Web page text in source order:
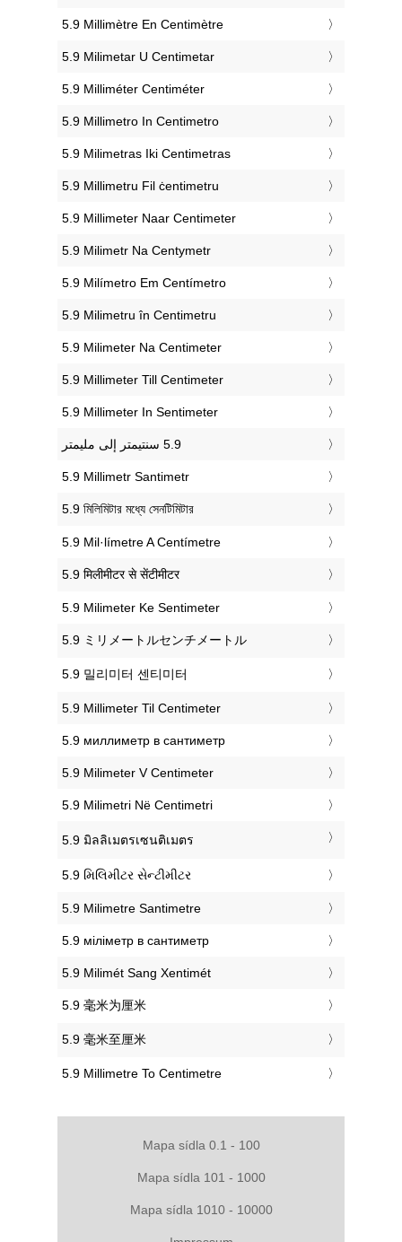
‎5.9 Millimètre En Centimètre
‎5.9 Milimetar U Centimetar
‎5.9 Milliméter Centiméter
‎5.9 Millimetro In Centimetro
‎5.9 Milimetras Iki Centimetras
‎5.9 Millimetru Fil ċentimetru
‎5.9 Millimeter Naar Centimeter
‎5.9 Milimetr Na Centymetr
‎5.9 Milímetro Em Centímetro
‎5.9 Milimetru în Centimetru
‎5.9 Milimeter Na Centimeter
‎5.9 Millimeter Till Centimeter
‎5.9 Millimeter In Sentimeter
‎5.9 Millimetr Santimetr
‎5.9 মিলিমিটার মধ্যে সেনটিমিটার
‎5.9 Mil·límetre A Centímetre
‎5.9 मिलीमीटर से सेंटीमीटर
‎5.9 Milimeter Ke Sentimeter
‎5.9 ミリメートルセンチメートル
‎5.9 밀리미터 센티미터
‎5.9 Millimeter Til Centimeter
‎5.9 миллиметр в сантиметр
‎5.9 Milimeter V Centimeter
‎5.9 Milimetri Në Centimetri
‎5.9 มิลลิเมตรเซนติเมตร
‎5.9 મિલિમીટર સેન્ટીમીટર
‎5.9 Milimetre Santimetre
‎5.9 міліметр в сантиметр
‎5.9 Milimét Sang Xentimét
‎5.9 毫米为厘米
‎5.9 毫米至厘米
‎5.9 Millimetre To Centimetre
Mapa sídla 0.1 - 100
Mapa sídla 101 - 1000
Mapa sídla 1010 - 10000